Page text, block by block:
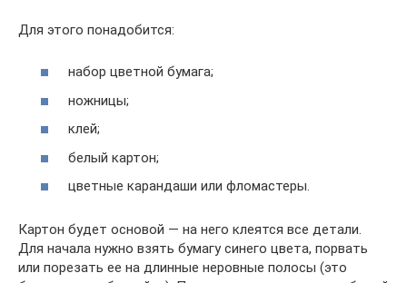
Для этого понадобится:
набор цветной бумага;
ножницы;
клей;
белый картон;
цветные карандаши или фломастеры.
Картон будет основой — на него клеятся все детали.
Для начала нужно взять бумагу синего цвета, порвать
или порезать ее на длинные неровные полосы (это